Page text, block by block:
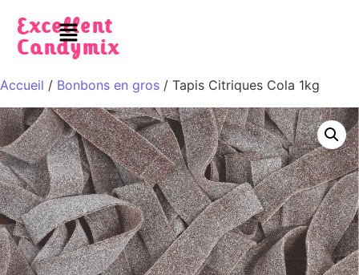
Excellent
Candymix
Accueil / Bonbons en gros / Tapis Citriques Cola 1kg